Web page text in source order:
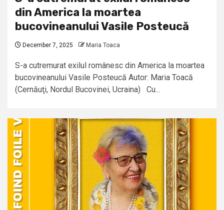
din America la moartea
bucovineanului Vasile Posteucă
December 7, 2025 Maria Toaca
S-a cutremurat exilul românesc din America la moartea
bucovineanului Vasile Posteucă Autor: Maria Toacă
(Cernăuţi, Nordul Bucovinei, Ucraina) Cu...